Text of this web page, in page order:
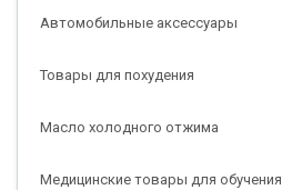
Автомобильные аксессуары
Товары для похудения
Масло холодного отжима
Медицинские товары для обучения